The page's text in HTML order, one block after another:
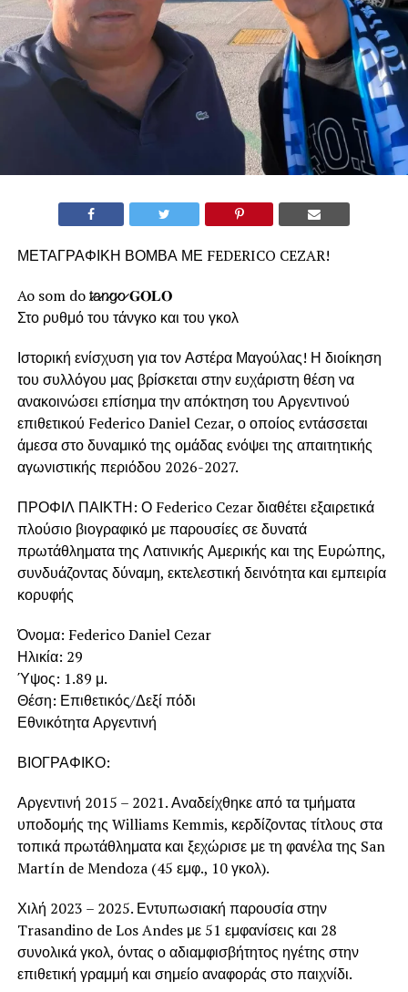
ΜΕΤΑΓΡΑΦΙΚΗ ΒΟΜΒΑ ΜΕ FEDERICO CEZAR!
Ao som do t̷a̷n̷g̷o̷ 𝐆𝐎𝐋𝐎
Στο ρυθμό του τάνγκο και του γκολ
Ιστορική ενίσχυση για τον Αστέρα Μαγούλας! Η διοίκηση
του συλλόγου μας βρίσκεται στην ευχάριστη θέση να
ανακοινώσει επίσημα την απόκτηση του Αργεντινού
επιθετικού Federico Daniel Cezar, ο οποίος εντάσσεται
άμεσα στο δυναμικό της ομάδας ενόψει της απαιτητικής
αγωνιστικής περιόδου 2026-2027.
ΠΡΟΦΙΛ ΠΑΙΚΤΗ: Ο Federico Cezar διαθέτει εξαιρετικά
πλούσιο βιογραφικό με παρουσίες σε δυνατά
πρωτάθληματα της Λατινικής Αμερικής και της Ευρώπης,
συνδυάζοντας δύναμη, εκτελεστική δεινότητα και εμπειρία
κορυφής
Όνομα: Federico Daniel Cezar
Ηλικία: 29
Ύψος: 1.89 μ.
Θέση: Επιθετικός/Δεξί πόδι
Εθνικότητα Αργεντινή
ΒΙΟΓΡΑΦΙΚΟ:
Αργεντινή 2015 – 2021. Αναδείχθηκε από τα τμήματα
υποδομής της Williams Kemmis, κερδίζοντας τίτλους στα
τοπικά πρωτάθληματα και ξεχώρισε με τη φανέλα της San
Martín de Mendoza (45 εμφ., 10 γκολ).
Χιλή 2023 – 2025. Εντυπωσιακή παρουσία στην
Trasandino de Los Andes με 51 εμφανίσεις και 28
συνολικά γκολ, όντας ο αδιαμφισβήτητος ηγέτης στην
επιθετική γραμμή και σημείο αναφοράς στο παιχνίδι.